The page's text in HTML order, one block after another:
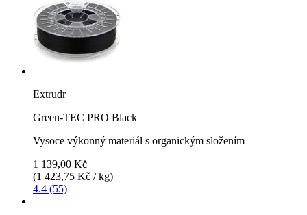
Extrudr
Green-TEC PRO Black
Vysoce výkonný materiál s organickým složením
1 139,00 Kč
(1 423,75 Kč / kg)
4.4 (55)